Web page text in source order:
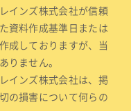
インズ株式会社が信頼
資料作成基準日または
成しておりますが、当
りません。
インズ株式会社は、掲
の損害について何らの